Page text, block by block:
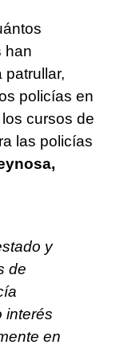
han
patrullar,
policías en
cursos de
las policías
y
de
interés
en